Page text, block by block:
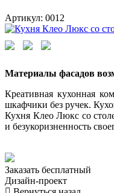
Артикул: 0012
Материалы фасадов
Креативная кухонная
шкафчики без ручек.
Кухня Клео Люкс со
и безукоризненность
Заказать бесплатный
Дизайн-проект